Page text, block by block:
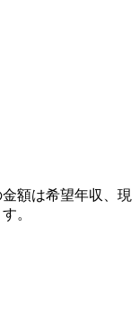
額は希望年収、現
。